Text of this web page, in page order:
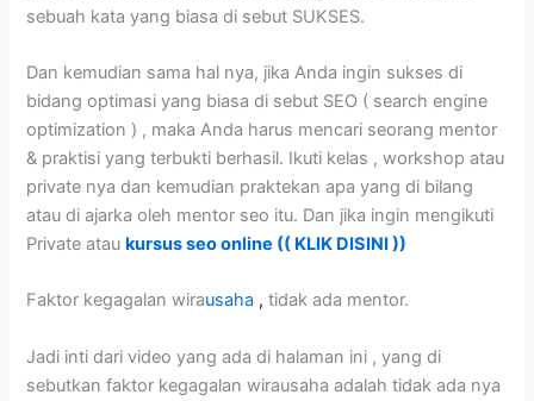
sebuah kata yang biasa di sebut SUKSES.
Dan kemudian sama hal nya, jika Anda ingin sukses di
bidang optimasi yang biasa di sebut SEO ( search engine
optimization ) , maka Anda harus mencari seorang mentor
& praktisi yang terbukti berhasil. Ikuti kelas , workshop atau
private nya dan kemudian praktekan apa yang di bilang
atau di ajarka oleh mentor seo itu. Dan jika ingin mengikuti
Private ataukursus seo online (( KLIK DISINI ))
Faktor kegagalan wirausaha , tidak ada mentor.
Jadi inti dari video yang ada di halaman ini , yang di
sebutkan faktor kegagalan wirausaha adalah tidak ada nya